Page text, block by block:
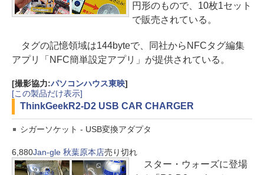
円形のもので、10枚1セット
で販売されている。
タグの記憶領域は144byteで、同社からNFCタグ編集
アプリ「NFC簡単設定アプリ」が提供されている。
[撮影協力:パソコンハウス東映]
[この製品だけ表示]
ThinkGeekR2-D2 USB CAR CHARGER
シガーソケット - USB変換アダプタ
6,880Jan-gle 秋葉原本店売り切れ
スター・ウォーズに登場